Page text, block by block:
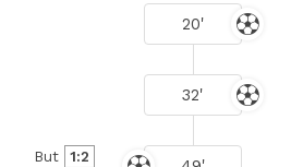
20'
32'
But 1:2